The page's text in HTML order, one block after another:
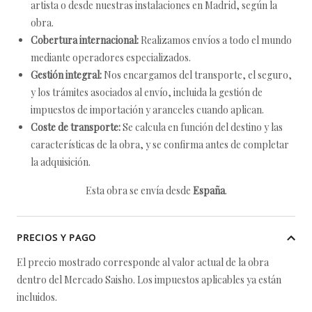
artista o desde nuestras instalaciones en Madrid, según la
obra.
Cobertura internacional: Realizamos envíos a todo el mundo
mediante operadores especializados.
Gestión integral: Nos encargamos del transporte, el seguro,
y los trámites asociados al envío, incluida la gestión de
impuestos de importación y aranceles cuando aplican.
Coste de transporte:Se calcula en función del destino y las
características de la obra, y se confirma antes de completar
la adquisición.
Esta obra se envía desde España.
PRECIOS Y PAGO
El precio mostrado corresponde al valor actual de la obra
dentro del Mercado Saisho. Los impuestos aplicables ya están
incluidos.